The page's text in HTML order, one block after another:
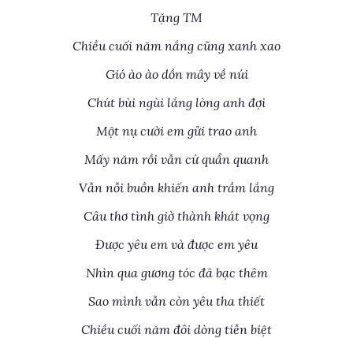
Tặng TM
Chiều cuối năm nắng cũng xanh xao
Gió ào ào dồn mây về núi
Chút bùi ngùi lắng lòng anh đợi
Một nụ cười em gửi trao anh
Mấy năm rồi vẫn cứ quẩn quanh
Vẫn nỗi buồn khiến anh trầm lắng
Câu thơ tình giờ thành khát vọng
Được yêu em và được em yêu
Nhìn qua gương tóc đã bạc thêm
Sao mình vẫn còn yêu tha thiết
Chiều cuối năm đôi dòng tiễn biệt